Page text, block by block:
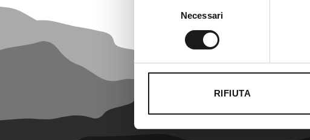
Necessari
RIFIUTA